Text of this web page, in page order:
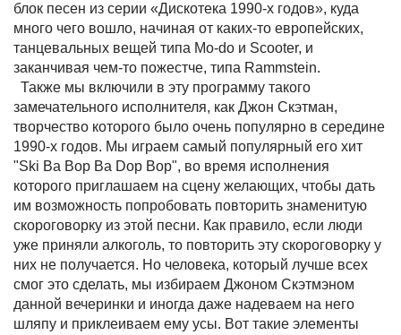
блок песен из серии «Дискотека 1990-х годов», куда
много чего вошло, начиная от каких-то европейских,
танцевальных вещей типа Mo-do и Scooter, и
заканчивая чем-то пожестче, типа Rammstein.
Также мы включили в эту программу такого
замечательного исполнителя, как Джон Скэтман,
творчество которого было очень популярно в середине
1990-х годов. Мы играем самый популярный его хит
"Ski Ba Bop Ba Dop Bop", во время исполнения
которого приглашаем на сцену желающих, чтобы дать
им возможность попробовать повторить знаменитую
скороговорку из этой песни. Как правило, если люди
уже приняли алкоголь, то повторить эту скороговорку у
них не получается. Но человека, который лучше всех
смог это сделать, мы избираем Джоном Скэтмэном
данной вечеринки и иногда даже надеваем на него
шляпу и приклеиваем ему усы. Вот такие элементы